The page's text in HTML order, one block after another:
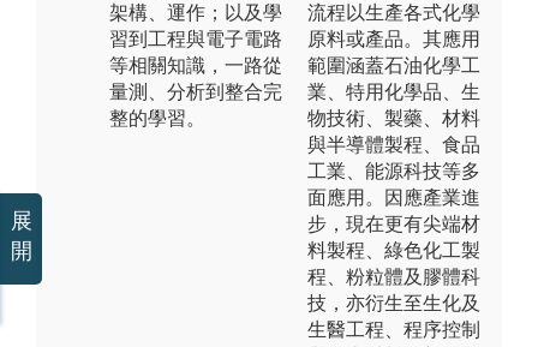
架構、運作；以及學
習到工程與電子電路
等相關知識，一路從
量測、分析到整合完
整的學習。
流程以生產各式化學
原料或產品。其應用
範圍涵蓋石油化學工
業、特用化學品、生
物技術、製藥、材料
與半導體製程、食品
工業、能源科技等多
面應用。因應產業進
步，現在更有尖端材
料製程、綠色化工製
程、粉粒體及膠體科
技，亦衍生至生化及
生醫工程、程序控制
展
開